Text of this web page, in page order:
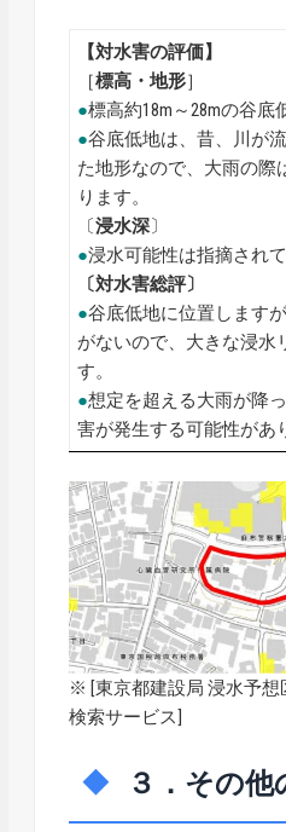
【対水害の評価】
［標高・地形］
●標高約18m～28mの谷底
●谷底低地は、昔、川が
た地形なので、大雨の際
ります。
〔浸水深〕
●浸水可能性は指摘されて
〔対水害総評〕
●谷底低地に位置します
がないので、大きな浸水
す。
●想定を超える大雨が降
害が発生する可能性があ
※ [東京都建設局 浸水予想
検索サービス]
３．その他